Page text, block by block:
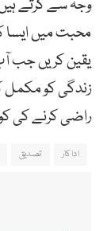
وجہ سے کرتے
محبت میں ایسا
یقین کریں جب آپ
زندگی کو مکمل
راضی کرنے کی
اداکار تصدیق